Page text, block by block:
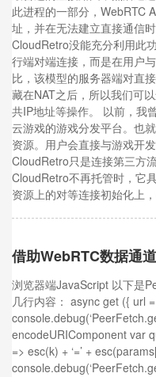
此进程的一部分，WebRTC
址，并在无法建立直接通信
CloudRetro没能充分利用此
行端对端连接，而是在用户
比，该模型的服务器端对直
藏在NAT之后，所以我们可
共IP地址等操作。 以前，我
云游戏的游戏分发平台。也
资源。用户会直接与游戏开
CloudRetro只是连接第三方
CloudRetro不再托管时，它
资源上的对等连接初始化上
借助WebRTC数据通
浏览器端JavaScript 以下是
几行内容： async get ({ url
encodeURIComponent var
=> esc(k) + ‘=’ +